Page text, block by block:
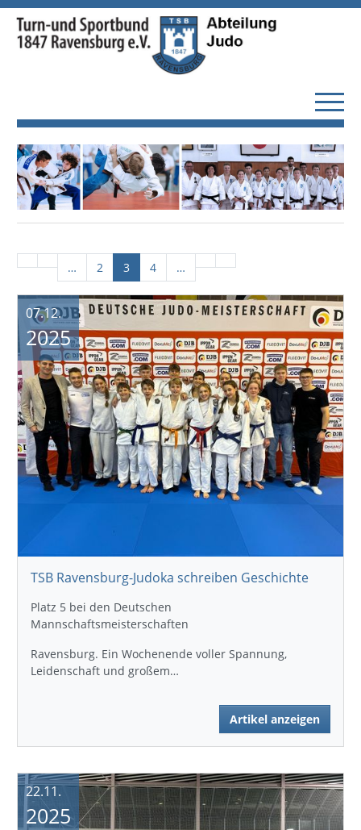
… 2 3 4 …
TSB Ravensburg-Judoka schreiben Geschichte
Platz 5 bei den Deutschen
Mannschaftsmeisterschaften
Ravensburg. Ein Wochenende voller Spannung,
Leidenschaft und großem…
Artikel anzeigen
07.12.
2025
22.11.
2025